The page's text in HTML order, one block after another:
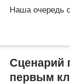
Наша очередь
Сценарий
первым